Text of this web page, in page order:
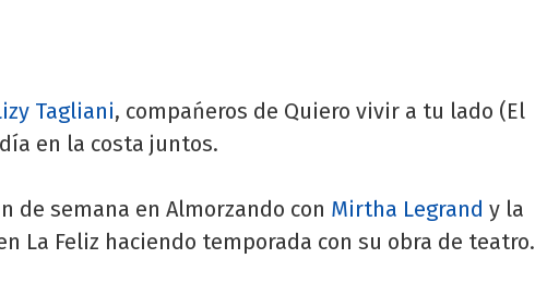
Tagliani, compańeros de Quiero vivir a tu lado (El
en la costa juntos.
de semana en Almorzando con Mirtha Legrand y la
La Feliz haciendo temporada con su obra de teatro.